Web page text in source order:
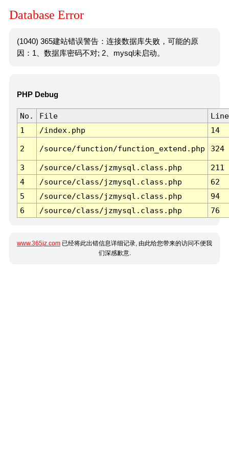
Database Error
(1040) 365建站错误警告：连接数据库失败，可能的原
因：1、数据库密码不对; 2、mysql未启动。
PHP Debug
No. File
Line
1
/index.php 14
2 /source/function/function_extend.php 324
3 /source/class/jzmysql.class.php
211
4
/source/class/jzmysql.class.php
62
5
/source/class/jzmysql.class.php
94
6
/source/class/jzmysql.class.php 76
www.365jz.com 已经将此出错信息详细记录, 由此给您带来的访问不便我
们深感歉意.